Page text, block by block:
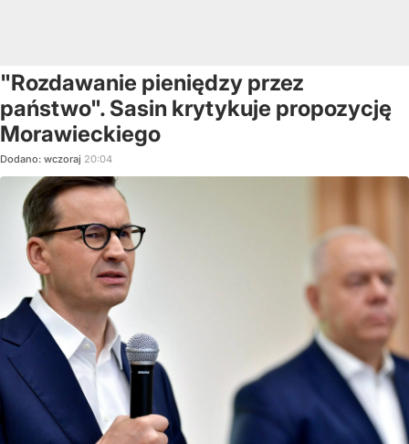
"Rozdawanie pieniędzy przez
państwo". Sasin krytykuje propozycję
Morawieckiego
Dodano: wczoraj 20:04